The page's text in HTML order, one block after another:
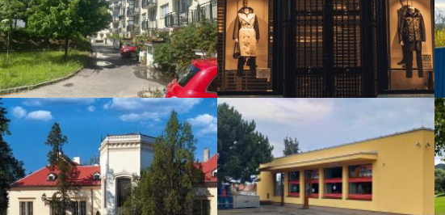
Energetická studie bytového
domu
Energetický audit butiku
Energetický posudek zámku Zateplení prodejny